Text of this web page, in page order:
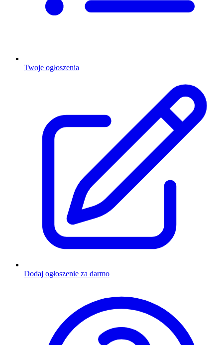
Twoje ogłoszenia
Dodaj ogłoszenie za darmo